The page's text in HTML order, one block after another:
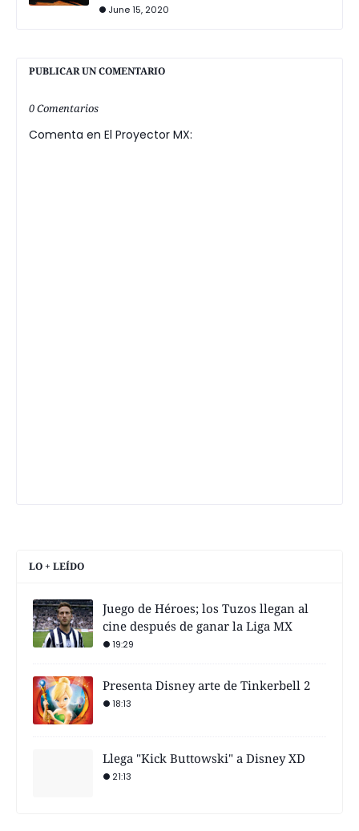
June 15, 2020
PUBLICAR UN COMENTARIO
0 Comentarios
Comenta en El Proyector MX:
LO + LEÍDO
Juego de Héroes; los Tuzos llegan al
cine después de ganar la Liga MX
19:29
Presenta Disney arte de Tinkerbell 2
18:13
Llega "Kick Buttowski" a Disney XD
21:13